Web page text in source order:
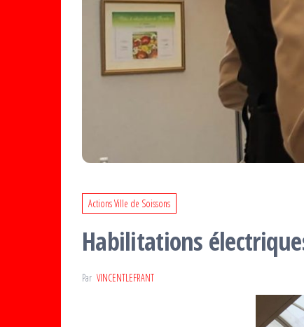
Actions Ville de Soissons
Habilitations
Par VINCENTLEFRANT